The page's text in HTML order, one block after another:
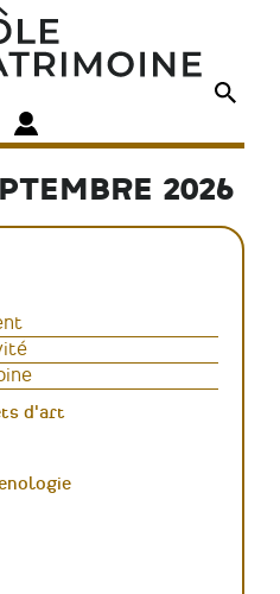
2026
d'art